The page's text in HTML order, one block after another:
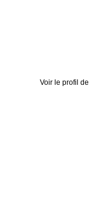
Voir le profil de